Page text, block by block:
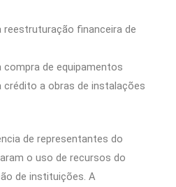
reestruturação financeira de
compra de equipamentos
crédito a obras de instalações
de representantes do
o uso de recursos do
de instituições. A